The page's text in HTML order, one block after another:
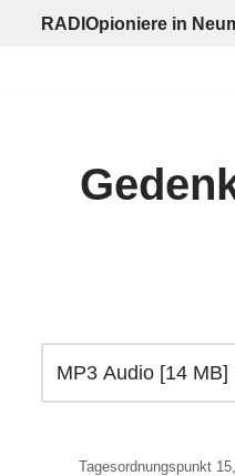
RADIOpioniere in
Tagesordnungspunkt